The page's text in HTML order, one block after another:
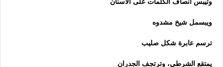
وتيبس أنصاف الكلمات على الأسنانْ
ويبسمل شيخ مشدوه
ترسم عابرة شكل صليب
يمتقع الشرطي، وترتجف الجدران